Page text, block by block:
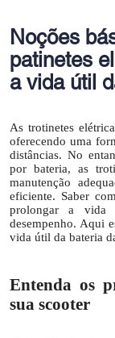
Noções
patinetes
a vida útil
As trotinetes
oferecendo uma
distâncias. No
por bateria, as
manutenção
eficiente. Saber
prolongar a
desempenho. Aqui
vida útil da bateria
Entenda os
sua scooter